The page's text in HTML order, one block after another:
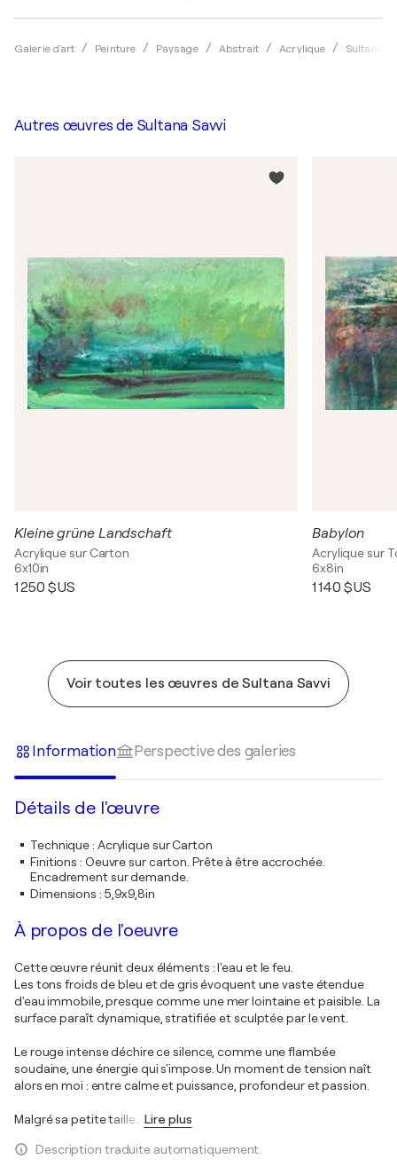
Galerie d'art Peinture Paysage Abstrait Acrylique Sultana
Autres œuvres de Sultana Savvi
Kleine grüne Landschaft
Acrylique sur Carton
6x10in
1 250 $US
Babylon
Acrylique sur
6x8in
1 140 $US
Voir toutes les œuvres de Sultana Savvi
Information Perspective des galeries
Détails de l'œuvre
Technique: Acrylique sur Carton
Finitions : Oeuvre sur carton. Prête à être accrochée.
Encadrement sur demande.
Dimensions : 5,9x9,8in
À propos de l'oeuvre
Cette œuvre réunit deux éléments : l'eau et le feu.
Les tons froids de bleu et de gris évoquent une vaste étendue
d'eau immobile, presque comme une mer lointaine et paisible. La
surface paraît dynamique, stratifiée et sculptée par le vent.
Le rouge intense déchire ce silence, comme une flambée
soudaine, une énergie qui s'impose. Un moment de tension naît
alors en moi : entre calme et puissance, profondeur et passion.
Malgré sa petite taille Lire plus
Description traduite automatiquement.